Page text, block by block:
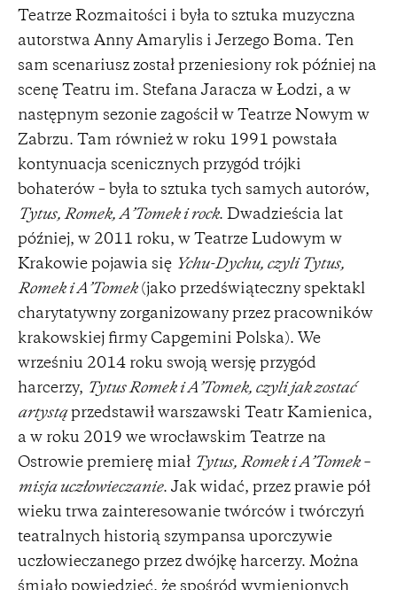
Teatrze Rozmaitości i była to sztuka muzyczna
autorstwa Anny Amarylis i Jerzego Boma. Ten
sam scenariusz został przeniesiony rok później na
scenę Teatru im. Stefana Jaracza w Łodzi, a w
następnym sezonie zagościł w Teatrze Nowym w
Zabrzu. Tam również w roku 1991 powstała
kontynuacja scenicznych przygód trójki
bohaterów – była to sztuka tych samych autorów,
Tytus, Romek, A’Tomek i rock. Dwadzieścia lat
później, w 2011 roku, w Teatrze Ludowym w
Krakowie pojawia się Ychu-Dychu, czyli Tytus,
Romek i A’Tomek(jako przedświąteczny spektakl
charytatywny zorganizowany przez pracowników
krakowskiej firmy Capgemini Polska). We
wrześniu 2014 roku swoją wersję przygód
harcerzy, Tytus Romek i A’Tomek, czyli jak zostać
artystąprzedstawił warszawski Teatr Kamienica,
a w roku 2019 we wrocławskim Teatrze na
Ostrowie premierę miał Tytus, Romek i A’Tomek –
misja uczłowieczanie. Jak widać, przez prawie pół
wieku trwa zainteresowanie twórców i twórczyń
teatralnych historią szympansa uporczywie
uczłowieczanego przez dwójkę harcerzy. Można
śmiało powiedzieć, że spośród wymienionych